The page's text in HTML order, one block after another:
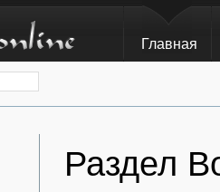
Главная
Раздел